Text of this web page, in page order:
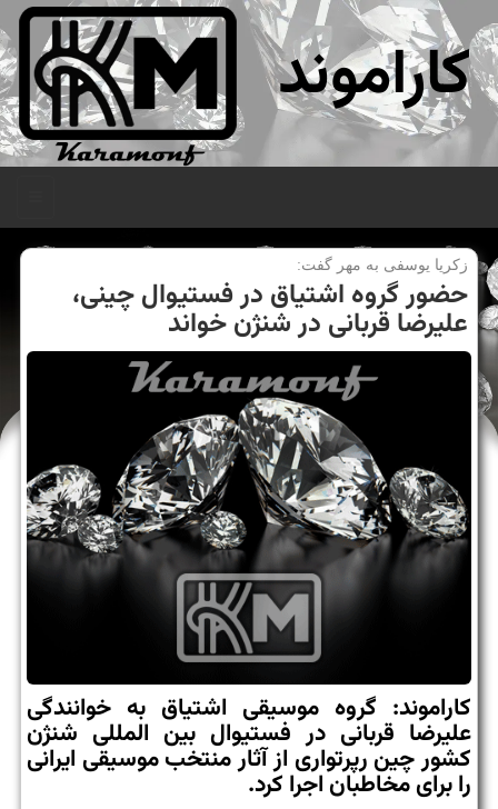
کاراموند
زكریا یوسفی به مهر گفت:
حضور گروه اشتیاق در فستیوال چینی،
علیرضا قربانی در شنژن خواند
كاراموند: گروه موسیقی اشتیاق به خوانندگی
علیرضا قربانی در فستیوال بین المللی شنژن
كشور چین رپرتواری از آثار منتخب موسیقی ایرانی
را برای مخاطبان اجرا كرد.